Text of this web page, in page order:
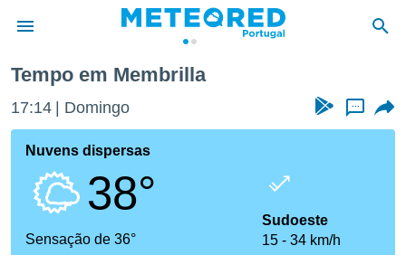
da
foi
fornecidas
a este
Tempo em Membrilla
17:14 Domingo ...
Nuvens dispersas
38°
Sensação de 36°
Sudoeste
15
34 km/h